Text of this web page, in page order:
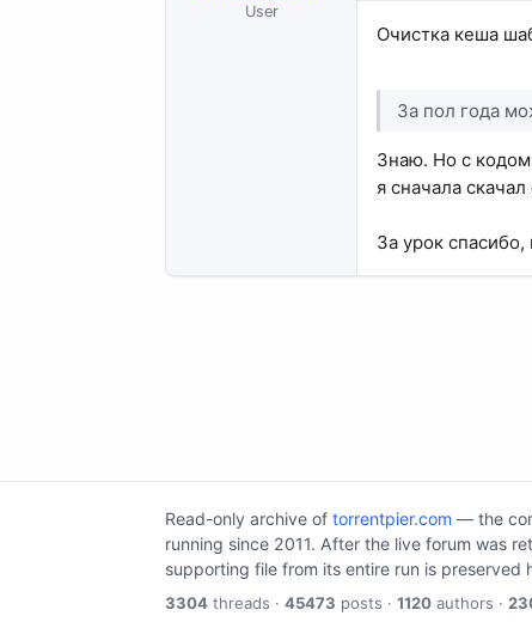
User
Очистка кеша
За пол года
Знаю. Но с
я сначала
За урок спасибо,
Read-only archive of torrentpier.com — the
running since 2011. After the live forum was
supporting file from its entire run is preserved
3304 threads · 45473 posts · 1120 authors ·